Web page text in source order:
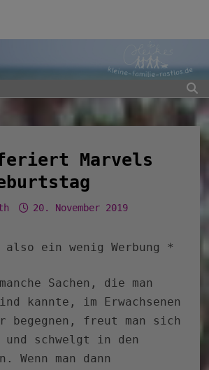
Marvels
20. November 2019
also ein wenig Werbung *
Sachen, die man
kannte, im Erwachsenen
begegnen, freut man sich
schwelgt in den
Wenn man dann